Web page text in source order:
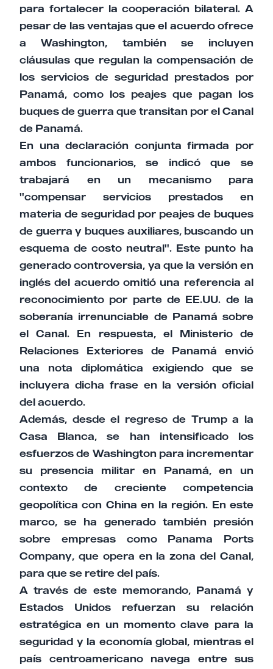
para fortalecer la cooperación bilateral. A
pesar de las ventajas que el acuerdo ofrece
a Washington, también se incluyen
cláusulas que regulan la compensación de
los servicios de seguridad prestados por
Panamá, como los peajes que pagan los
buques de guerra que transitan por el Canal
de Panamá.
En una declaración conjunta firmada por
ambos funcionarios, se indicó que se
trabajará en un mecanismo para
"compensar servicios prestados en
materia de seguridad por peajes de buques
de guerra y buques auxiliares, buscando un
esquema de costo neutral". Este punto ha
generado controversia, ya que la versión en
inglés del acuerdo omitió una referencia al
reconocimiento por parte de EE.UU. de la
soberanía irrenunciable de Panamá sobre
el Canal. En respuesta, el Ministerio de
Relaciones Exteriores de Panamá envió
una nota diplomática exigiendo que se
incluyera dicha frase en la versión oficial
del acuerdo.
Además, desde el regreso de Trump a la
Casa Blanca, se han intensificado los
esfuerzos de Washington para incrementar
su presencia militar en Panamá, en un
contexto de creciente competencia
geopolítica con China en la región. En este
marco, se ha generado también presión
sobre empresas como Panama Ports
Company, que opera en la zona del Canal,
para que se retire del país.
A través de este memorando, Panamá y
Estados Unidos refuerzan su relación
estratégica en un momento clave para la
seguridad y la economía global, mientras el
país centroamericano navega entre sus